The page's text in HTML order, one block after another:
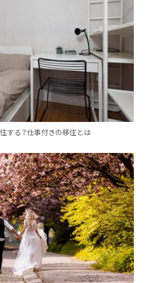
する？仕事付きの移住とは